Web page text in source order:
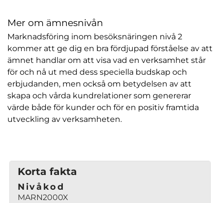
Mer om ämnesnivån
Marknadsföring inom besöksnäringen nivå 2
kommer att ge dig en bra fördjupad förståelse av att
ämnet handlar om att visa vad en verksamhet står
för och nå ut med dess speciella budskap och
erbjudanden, men också om betydelsen av att
skapa och vårda kundrelationer som genererar
värde både för kunder och för en positiv framtida
utveckling av verksamheten.
Korta fakta
Nivåkod
MARN2000X